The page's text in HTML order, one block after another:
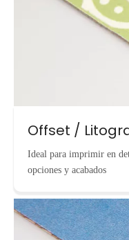
Offset /
Ideal para imprimir en
opciones y acabados